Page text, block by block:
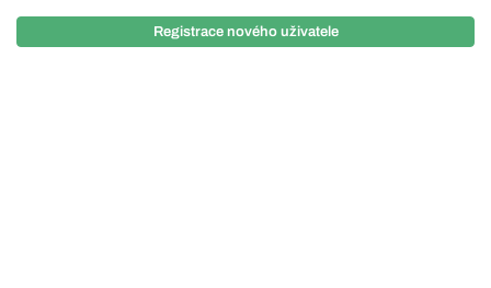
Registrace nového uživatele